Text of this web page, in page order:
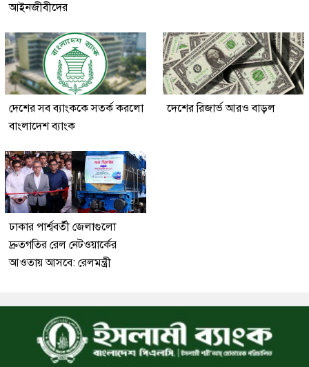
আইনজীবীদের
দেশের সব ব্যাংককে সতর্ক করলো
বাংলাদেশ ব্যাংক
‎দেশের রিজার্ভ আরও বাড়ল
ঢাকার পার্শ্ববর্তী জেলাগুলো
দ্রুতগতির রেল নেটওয়ার্কের
আওতায় আসবে: রেলমন্ত্রী